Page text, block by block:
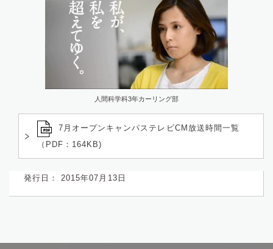
人間科学科3年カーリング部
7月オープンキャンパステレビCM放送時間一覧
（PDF：164KB)
発行日： 2015年07月13日